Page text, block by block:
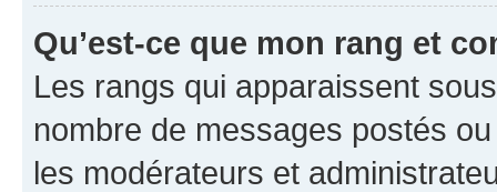
Qu’est-ce que mon rang et
Les rangs qui apparaissent
nombre de messages postés
les modérateurs et